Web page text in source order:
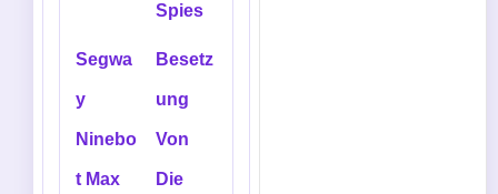
Spies
Segwa
y
Ninebo
t Max
Besetz
ung
Von
Die